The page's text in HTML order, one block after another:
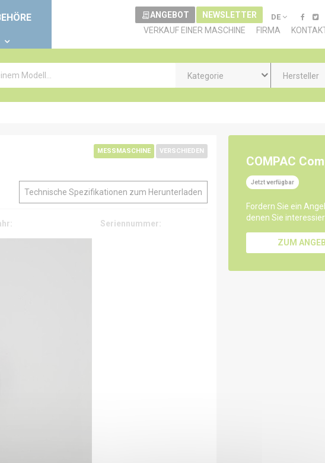
ANGEBOT NEWSLETTER DE
VERKAUF EINER MASCHINE FIRMA
Kategorie Hersteller
MESSMASCHINE VERSCHIEDEN
Technische Spezifikationen zum Herunterladen
Seriennummer:
COMPAC
Jetzt verfügbar
Fordern Sie ein
denen Sie
ZUM